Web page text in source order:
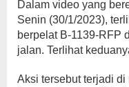
Dalam video yang
Senin (30/1/2023),
berpelat B-1139-RFP
jalan. Terlihat
Aksi tersebut terjadi